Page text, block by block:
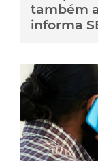
também
informa